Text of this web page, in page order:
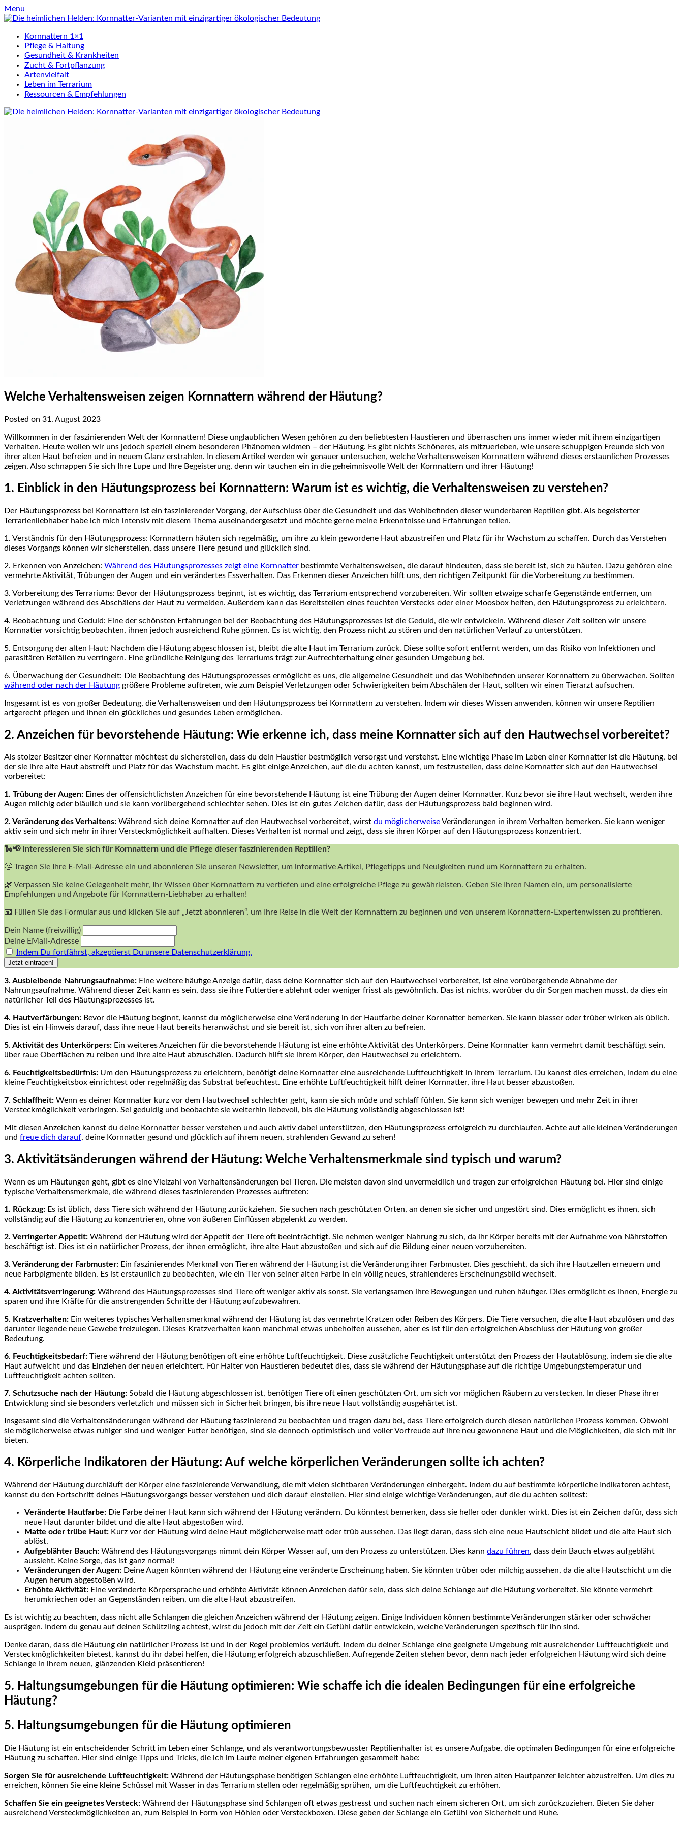
Skip
to
Menu
Kornnattern 1×1
Pflege & Haltung
Gesundheit & Krankheiten
Zucht & Fortpflanzung
Artenvielfalt
Leben im Terrarium
Ressourcen & Empfehlungen
Welche Verhaltensweisen zeigen Kornnattern während der Häutung?
Posted on 31. August 2023
Willkommen in der faszinierenden Welt der Kornnattern! Diese unglaublichen Wesen gehören zu den beliebtesten Haustieren und überraschen uns immer wieder mit ihrem einzigartigen
Verhalten. Heute wollen wir uns jedoch speziell einem besonderen Phänomen widmen – der Häutung. Es gibt nichts Schöneres, als mitzuerleben, wie unsere schuppigen Freunde sich von
ihrer alten Haut befreien und in neuem Glanz erstrahlen. In diesem Artikel werden wir genauer untersuchen, welche Verhaltensweisen Kornnattern während dieses erstaunlichen Prozesses
zeigen. Also schnappen Sie sich Ihre Lupe und Ihre Begeisterung, denn wir tauchen ein in die geheimnisvolle Welt der Kornnattern und ihrer Häutung!
1. Einblick in den Häutungsprozess bei Kornnattern: Warum ist es wichtig, die Verhaltensweisen zu verstehen?
Der Häutungsprozess bei Kornnattern ist ein faszinierender Vorgang, der Aufschluss über die Gesundheit und das Wohlbefinden dieser wunderbaren Reptilien gibt. Als begeisterter
Terrarienliebhaber habe ich mich intensiv mit diesem Thema auseinandergesetzt und möchte gerne meine Erkenntnisse und Erfahrungen teilen.
1. Verständnis für den Häutungsprozess: Kornnattern häuten sich regelmäßig, um ihre zu klein gewordene Haut abzustreifen und Platz für ihr Wachstum zu schaffen. Durch das Verstehen
dieses Vorgangs können wir sicherstellen, dass unsere Tiere gesund und glücklich sind.
2. Erkennen von Anzeichen: Während des Häutungsprozesses zeigt eine Kornnatter bestimmte Verhaltensweisen, die darauf hindeuten, dass sie bereit ist, sich zu häuten. Dazu gehören eine
vermehrte Aktivität, Trübungen der Augen und ein verändertes Essverhalten. Das Erkennen dieser Anzeichen hilft uns, den richtigen Zeitpunkt für die Vorbereitung zu bestimmen.
3. Vorbereitung des Terrariums: Bevor der Häutungsprozess beginnt, ist es wichtig, das Terrarium entsprechend vorzubereiten. Wir sollten etwaige scharfe Gegenstände entfernen, um
Verletzungen während des Abschälens der Haut zu vermeiden. Außerdem kann das Bereitstellen eines feuchten Verstecks oder einer Moosbox helfen, den Häutungsprozess zu erleichtern.
4. Beobachtung und Geduld: Eine der schönsten Erfahrungen bei der Beobachtung des Häutungsprozesses ist die Geduld, die wir entwickeln. Während dieser Zeit sollten wir unsere
Kornnatter vorsichtig beobachten, ihnen jedoch ausreichend Ruhe gönnen. Es ist wichtig, den Prozess nicht zu stören und den natürlichen Verlauf zu unterstützen.
5. Entsorgung der alten Haut: Nachdem die Häutung abgeschlossen ist, bleibt die alte Haut im Terrarium zurück. Diese sollte sofort entfernt werden, um das Risiko von Infektionen und
parasitären Befällen zu verringern. Eine gründliche Reinigung des Terrariums trägt zur Aufrechterhaltung einer gesunden Umgebung bei.
6. Überwachung der Gesundheit: Die Beobachtung des Häutungsprozesses ermöglicht es uns, die allgemeine Gesundheit und das Wohlbefinden unserer Kornnattern zu überwachen. Sollten
während oder nach der Häutung größere Probleme auftreten, wie zum Beispiel Verletzungen oder Schwierigkeiten beim Abschälen der Haut, sollten wir einen Tierarzt aufsuchen.
Insgesamt ist es von großer Bedeutung, die Verhaltensweisen und den Häutungsprozess bei Kornnattern zu verstehen. Indem wir dieses Wissen anwenden, können wir unsere Reptilien
artgerecht pflegen und ihnen ein glückliches und gesundes Leben ermöglichen.
2. Anzeichen für bevorstehende Häutung: Wie erkenne ich, dass meine Kornnatter sich auf den Hautwechsel vorbereitet?
Als stolzer Besitzer einer Kornnatter möchtest du sicherstellen, dass du dein Haustier bestmöglich versorgst und verstehst. Eine wichtige Phase im Leben einer Kornnatter ist die Häutung, bei
der sie ihre alte Haut abstreift und Platz für das Wachstum macht. Es gibt einige Anzeichen, auf die du achten kannst, um festzustellen, dass deine Kornnatter sich auf den Hautwechsel
vorbereitet:
1. Trübung der Augen: Eines der offensichtlichsten Anzeichen für eine bevorstehende Häutung ist eine Trübung der Augen deiner Kornnatter. Kurz bevor sie ihre Haut wechselt, werden ihre
Augen milchig oder bläulich und sie kann vorübergehend schlechter sehen. Dies ist ein gutes Zeichen dafür, dass der Häutungsprozess bald beginnen wird.
2. Veränderung des Verhaltens: Während sich deine Kornnatter auf den Hautwechsel vorbereitet, wirst du möglicherweiseVeränderungen in ihrem Verhalten bemerken. Sie kann weniger
aktiv sein und sich mehr in ihrer Versteckmöglichkeit aufhalten. Dieses Verhalten ist normal und zeigt, dass sie ihren Körper auf den Häutungsprozess konzentriert.
🐍📢 Interessieren Sie sich für Kornnattern und die Pflege dieser faszinierenden Reptilien?
🤔 Tragen Sie Ihre E-Mail-Adresse ein und abonnieren Sie unseren Newsletter, um informative Artikel, Pflegetipps und Neuigkeiten rund um Kornnattern zu erhalten.
🌿 Verpassen Sie keine Gelegenheit mehr, Ihr Wissen über Kornnattern zu vertiefen und eine erfolgreiche Pflege zu gewährleisten. Geben Sie Ihren Namen ein, um personalisierte
Empfehlungen und Angebote für Kornnattern-Liebhaber zu erhalten!
📧 Füllen Sie das Formular aus und klicken Sie auf „Jetzt abonnieren“, um Ihre Reise in die Welt der Kornnattern zu beginnen und von unserem Kornnattern-Expertenwissen zu profitieren.
Dein Name (freiwillig)
Deine EMail-Adresse
Indem Du fortfährst, akzeptierst Du unsere Datenschutzerklärung.
3. Ausbleibende Nahrungsaufnahme: Eine weitere häufige Anzeige dafür, dass deine Kornnatter sich auf den Hautwechsel vorbereitet, ist eine vorübergehende Abnahme der
Nahrungsaufnahme. Während dieser Zeit kann es sein, dass sie ihre Futtertiere ablehnt oder weniger frisst als gewöhnlich. Das ist nichts, worüber du dir Sorgen machen musst, da dies ein
natürlicher Teil des Häutungsprozesses ist.
4. Hautverfärbungen: Bevor die Häutung beginnt, kannst du möglicherweise eine Veränderung in der Hautfarbe deiner Kornnatter bemerken. Sie kann blasser oder trüber wirken als üblich.
Dies ist ein Hinweis darauf, dass ihre neue Haut bereits heranwächst und sie bereit ist, sich von ihrer alten zu befreien.
5. Aktivität des Unterkörpers: Ein weiteres Anzeichen für die bevorstehende Häutung ist eine erhöhte Aktivität des Unterkörpers. Deine Kornnatter kann vermehrt damit beschäftigt sein,
über raue Oberflächen zu reiben und ihre alte Haut abzuschälen. Dadurch hilft sie ihrem Körper, den Hautwechsel zu erleichtern.
6. Feuchtigkeitsbedürfnis: Um den Häutungsprozess zu erleichtern, benötigt deine Kornnatter eine ausreichende Luftfeuchtigkeit in ihrem Terrarium. Du kannst dies erreichen, indem du eine
kleine Feuchtigkeitsbox einrichtest oder regelmäßig das Substrat befeuchtest. Eine erhöhte Luftfeuchtigkeit hilft deiner Kornnatter, ihre Haut besser abzustoßen.
7. Schlaffheit: Wenn es deiner Kornnatter kurz vor dem Hautwechsel schlechter geht, kann sie sich müde und schlaff fühlen. Sie kann sich weniger bewegen und mehr Zeit in ihrer
Versteckmöglichkeit verbringen. Sei geduldig und beobachte sie weiterhin liebevoll, bis die Häutung vollständig abgeschlossen ist!
Mit diesen Anzeichen kannst du deine Kornnatter besser verstehen und auch aktiv dabei unterstützen, den Häutungsprozess erfolgreich zu durchlaufen. Achte auf alle kleinen Veränderungen
und freue dich darauf, deine Kornnatter gesund und glücklich auf ihrem neuen, strahlenden Gewand zu sehen!
3. Aktivitätsänderungen während der Häutung: Welche Verhaltensmerkmale sind typisch und warum?
Wenn es um Häutungen geht, gibt es eine Vielzahl von Verhaltensänderungen bei Tieren. Die meisten davon sind unvermeidlich und tragen zur erfolgreichen Häutung bei. Hier sind einige
typische Verhaltensmerkmale, die während dieses faszinierenden Prozesses auftreten:
1. Rückzug: Es ist üblich, dass Tiere sich während der Häutung zurückziehen. Sie suchen nach geschützten Orten, an denen sie sicher und ungestört sind. Dies ermöglicht es ihnen, sich
vollständig auf die Häutung zu konzentrieren, ohne von äußeren Einflüssen abgelenkt zu werden.
2. Verringerter Appetit: Während der Häutung wird der Appetit der Tiere oft beeinträchtigt. Sie nehmen weniger Nahrung zu sich, da ihr Körper bereits mit der Aufnahme von Nährstoffen
beschäftigt ist. Dies ist ein natürlicher Prozess, der ihnen ermöglicht, ihre alte Haut abzustoßen und sich auf die Bildung einer neuen vorzubereiten.
3. Veränderung der Farbmuster: Ein faszinierendes Merkmal von Tieren während der Häutung ist die Veränderung ihrer Farbmuster. Dies geschieht, da sich ihre Hautzellen erneuern und
neue Farbpigmente bilden. Es ist erstaunlich zu beobachten, wie ein Tier von seiner alten Farbe in ein völlig neues, strahlenderes Erscheinungsbild wechselt.
4. Aktivitätsverringerung: Während des Häutungsprozesses sind Tiere oft weniger aktiv als sonst. Sie verlangsamen ihre Bewegungen und ruhen häufiger. Dies ermöglicht es ihnen, Energie zu
sparen und ihre Kräfte für die anstrengenden Schritte der Häutung aufzubewahren.
5. Kratzverhalten: Ein weiteres typisches Verhaltensmerkmal während der Häutung ist das vermehrte Kratzen oder Reiben des Körpers. Die Tiere versuchen, die alte Haut abzulösen und das
darunter liegende neue Gewebe freizulegen. Dieses Kratzverhalten kann manchmal etwas unbeholfen aussehen, aber es ist für den erfolgreichen Abschluss der Häutung von großer
Bedeutung.
6. Feuchtigkeitsbedarf: Tiere während der Häutung benötigen oft eine erhöhte Luftfeuchtigkeit. Diese zusätzliche Feuchtigkeit unterstützt den Prozess der Hautablösung, indem sie die alte
Haut aufweicht und das Einziehen der neuen erleichtert. Für Halter von Haustieren bedeutet dies, dass sie während der Häutungsphase auf die richtige Umgebungstemperatur und
Luftfeuchtigkeit achten sollten.
7. Schutzsuche nach der Häutung: Sobald die Häutung abgeschlossen ist, benötigen Tiere oft einen geschützten Ort, um sich vor möglichen Räubern zu verstecken. In dieser Phase ihrer
Entwicklung sind sie besonders verletzlich und müssen sich in Sicherheit bringen, bis ihre neue Haut vollständig ausgehärtet ist.
Insgesamt sind die Verhaltensänderungen während der Häutung faszinierend zu beobachten und tragen dazu bei, dass Tiere erfolgreich durch diesen natürlichen Prozess kommen. Obwohl
sie möglicherweise etwas ruhiger sind und weniger Futter benötigen, sind sie dennoch optimistisch und voller Vorfreude auf ihre neu gewonnene Haut und die Möglichkeiten, die sich mit ihr
bieten.
4. Körperliche Indikatoren der Häutung: Auf welche körperlichen Veränderungen sollte ich achten?
Während der Häutung durchläuft der Körper eine faszinierende Verwandlung, die mit vielen sichtbaren Veränderungen einhergeht. Indem du auf bestimmte körperliche Indikatoren achtest,
kannst du den Fortschritt deines Häutungsvorgangs besser verstehen und dich darauf einstellen. Hier sind einige wichtige Veränderungen, auf die du achten solltest:
Veränderte Hautfarbe: Die Farbe deiner Haut kann sich während der Häutung verändern. Du könntest bemerken, dass sie heller oder dunkler wirkt. Dies ist ein Zeichen dafür, dass sich
neue Haut darunter bildet und die alte Haut abgestoßen wird.
Matte oder trübe Haut: Kurz vor der Häutung wird deine Haut möglicherweise matt oder trüb aussehen. Das liegt daran, dass sich eine neue Hautschicht bildet und die alte Haut sich
ablöst.
Aufgeblähter Bauch: Während des Häutungsvorgangs nimmt dein Körper Wasser auf, um den Prozess zu unterstützen. Dies kann dazu führen, dass dein Bauch etwas aufgebläht
aussieht. Keine Sorge, das ist ganz normal!
Veränderungen der Augen: Deine Augen könnten während der Häutung eine veränderte Erscheinung haben. Sie könnten trüber oder milchig aussehen, da die alte Hautschicht um die
Augen herum abgestoßen wird.
Erhöhte Aktivität: Eine veränderte Körpersprache und erhöhte Aktivität können Anzeichen dafür sein, dass sich deine Schlange auf die Häutung vorbereitet. Sie könnte vermehrt
herumkriechen oder an Gegenständen reiben, um die alte Haut abzustreifen.
Es ist wichtig zu beachten, dass nicht alle Schlangen die gleichen Anzeichen während der Häutung zeigen. Einige Individuen können bestimmte Veränderungen stärker oder schwächer
ausprägen. Indem du genau auf deinen Schützling achtest, wirst du jedoch mit der Zeit ein Gefühl dafür entwickeln, welche Veränderungen spezifisch für ihn sind.
Denke daran, dass die Häutung ein natürlicher Prozess ist und in der Regel problemlos verläuft. Indem du deiner Schlange eine geeignete Umgebung mit ausreichender Luftfeuchtigkeit und
Versteckmöglichkeiten bietest, kannst du ihr dabei helfen, die Häutung erfolgreich abzuschließen. Aufregende Zeiten stehen bevor, denn nach jeder erfolgreichen Häutung wird sich deine
Schlange in ihrem neuen, glänzenden Kleid präsentieren!
5. Haltungsumgebungen für die Häutung optimieren: Wie schaffe ich die idealen Bedingungen für eine erfolgreiche
Häutung?
5. Haltungsumgebungen für die Häutung optimieren
Die Häutung ist ein entscheidender Schritt im Leben einer Schlange, und als verantwortungsbewusster Reptilienhalter ist es unsere Aufgabe, die optimalen Bedingungen für eine erfolgreiche
Häutung zu schaffen. Hier sind einige Tipps und Tricks, die ich im Laufe meiner eigenen Erfahrungen gesammelt habe:
Sorgen Sie für ausreichende Luftfeuchtigkeit: Während der Häutungsphase benötigen Schlangen eine erhöhte Luftfeuchtigkeit, um ihren alten Hautpanzer leichter abzustreifen. Um dies zu
erreichen, können Sie eine kleine Schüssel mit Wasser in das Terrarium stellen oder regelmäßig sprühen, um die Luftfeuchtigkeit zu erhöhen.
Schaffen Sie ein geeignetes Versteck: Während der Häutungsphase sind Schlangen oft etwas gestresst und suchen nach einem sicheren Ort, um sich zurückzuziehen. Bieten Sie daher
ausreichend Versteckmöglichkeiten an, zum Beispiel in Form von Höhlen oder Versteckboxen. Diese geben der Schlange ein Gefühl von Sicherheit und Ruhe.